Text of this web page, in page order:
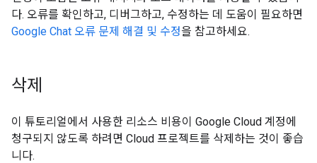
다. 오류를 확인하고, 디버그하고, 수정하는 데 도움이 필요하면
Google Chat 오류 문제 해결 및 수정을 참고하세요.
삭제
이 튜토리얼에서 사용한 리소스 비용이 Google Cloud 계정에
청구되지 않도록 하려면 Cloud 프로젝트를 삭제하는 것이 좋습
니다.